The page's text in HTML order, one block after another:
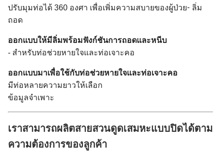
ปรับมุมท่อได้ 360 องศา เพื่อเพิ่มความสบายของผู้ป่วย- ลิ่ม
ถอด
ออกแบบให้มีลิ่มพร้อมฟังก์ชันการถอดและหนีบ
- สำหรับท่อช่วยหายใจและท่อเจาะคอ
ออกแบบมาเพื่อใช้กับท่อช่วยหายใจและท่อเจาะคอ
มีท่อหลายความยาวให้เลือก
ข้อมูลจำเพาะ